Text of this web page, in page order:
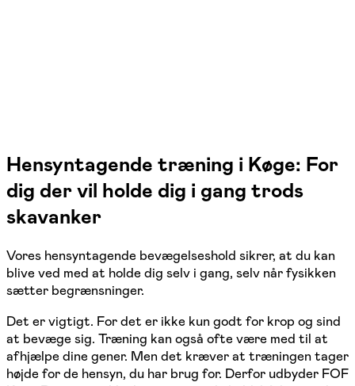
Hensyntagende træning i Køge: For
dig der vil holde dig i gang trods
skavanker
Vores hensyntagende bevægelseshold sikrer, at du kan
blive ved med at holde dig selv i gang, selv når fysikken
sætter begrænsninger.
Det er vigtigt. For det er ikke kun godt for krop og sind
at bevæge sig. Træning kan også ofte være med til at
afhjælpe dine gener. Men det kræver at træningen tager
højde for de hensyn, du har brug for. Derfor udbyder FOF